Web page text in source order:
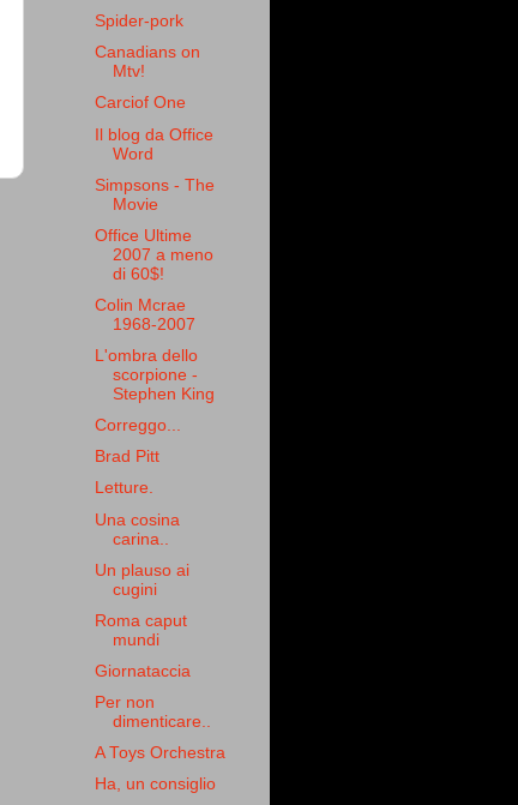
Spider-pork
Canadians on
Mtv!
Carciof One
Il blog da Office
Word
Simpsons - The
Movie
Office Ultime
2007 a meno
di 60$!
Colin Mcrae
1968-2007
L'ombra dello
scorpione -
Stephen King
Correggo...
Brad Pitt
Letture.
Una cosina
carina..
Un plauso ai
cugini
Roma caput
mundi
Giornataccia
Per non
dimenticare..
A Toys Orchestra
Ha, un consiglio